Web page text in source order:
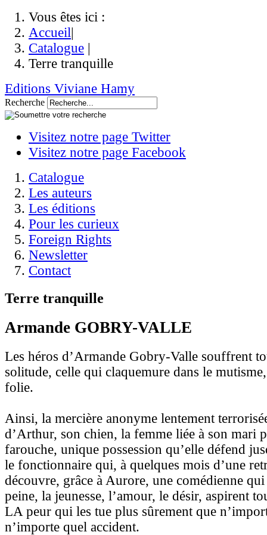
Vous êtes ici :
Accueil|
Catalogue |
Terre tranquille
Editions Viviane Hamy
Recherche
Visitez notre page Twitter
Visitez notre page Facebook
Catalogue
Les auteurs
Les éditions
Pour les curieux
Foreign Rights
Newsletter
Contact
Terre tranquille
Armande GOBRY-VALLE
Les héros d’Armande Gobry-Valle souffrent
solitude, celle qui claquemure dans le
folie.
Ainsi, la mercière anonyme lentement
d’Arthur, son chien, la femme liée à son mari
farouche, unique possession qu’elle défend
le fonctionnaire qui, à quelques mois d’une
découvre, grâce à Aurore, une comédienne
peine, la jeunesse, l’amour, le désir, aspirent
LA peur qui les tue plus sûrement que
n’importe quel accident.